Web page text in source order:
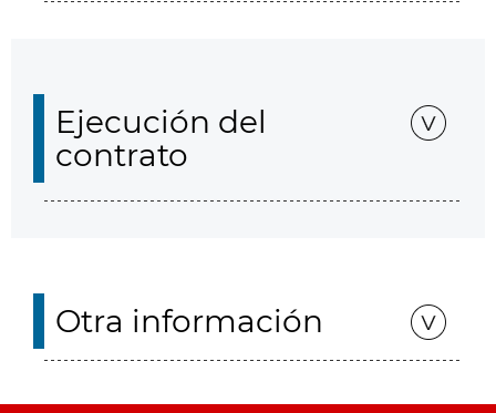
Ejecución del
contrato
Otra información